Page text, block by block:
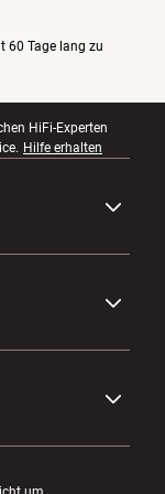
erhältlich
60 Tage lang zu
HiFi-Experten
Hilfe erhalten